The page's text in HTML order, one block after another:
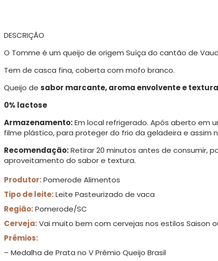
DESCRIÇÃO
O Tomme é um queijo de origem Suíça do cantão de
Tem de casca fina, coberta com mofo branco.
Queijo de sabor marcante, aroma envolvente e
0% lactose
Armazenamento:Em local refrigerado. Após aberto
filme plástico, para proteger do frio da geladeira e assim
Recomendação:Retirar 20 minutos antes de consumir,
aproveitamento do sabor e textura.
Produtor:Pomerode Alimentos
Tipo de leite:Leite Pasteurizado de vaca
Região:Pomerode/SC
Cerveja:Vai muito bem com cervejas nos estilos Saison
Prêmios:
– Medalha de Prata no V Prêmio Queijo Brasil